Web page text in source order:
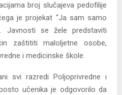
broj slučajeva pedofilije
je projekat “Ja sam samo
Javnosti se žele predstaviti
zaštititi maloljetne osobe,
i medicinske škole.
svi razredi Poljoprivredne i
učenika je odgovorilo da